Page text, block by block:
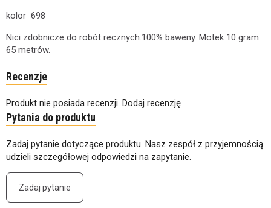
kolor 698
Nici zdobnicze do robót recznych.100% baweny. Motek 10 gram
65 metrów.
Recenzje
Produkt nie posiada recenzji. Dodaj recenzję
Pytania do produktu
Zadaj pytanie dotyczące produktu. Nasz zespół z przyjemnością
udzieli szczegółowej odpowiedzi na zapytanie.
Zadaj pytanie